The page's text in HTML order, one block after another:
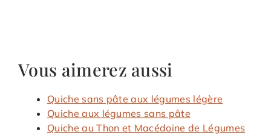
Vous aimerez aussi
Quiche sans pâte aux légumes légère
Quiche aux légumes sans pâte
Quiche au Thon et Macédoine de Légumes